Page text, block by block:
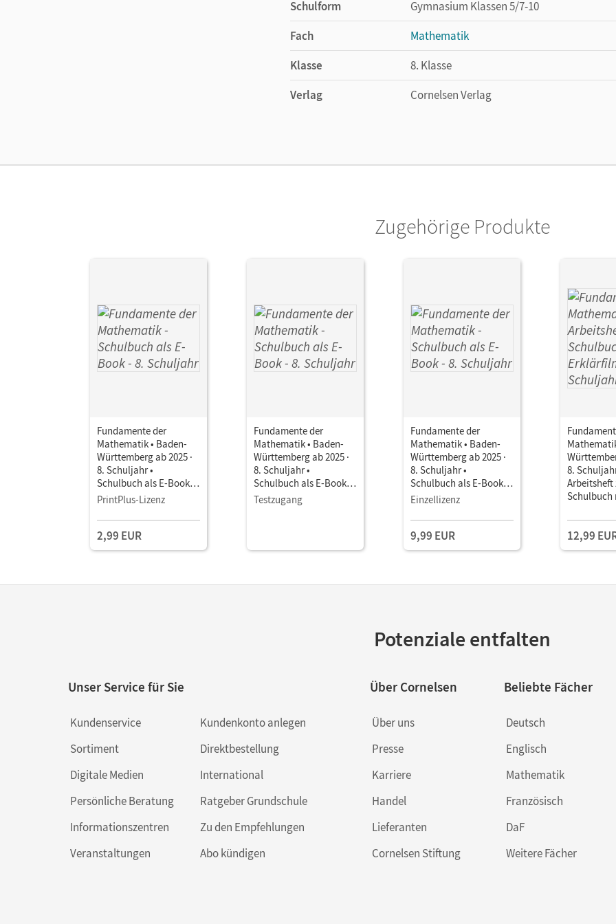
Wir empfehlen die Nutzung aller digitalen Angebote auf unserer Lehr- und Lernplattform
Schulform
Gymnasium Klassen 5/7-10
Fach
Mathematik
Klasse
8. Klasse
Verlag
Cornelsen Verlag
Zugehörige Produkte
Fundamente der
Mathematik • Baden-
Württemberg ab 2025 ·
8. Schuljahr •
Schulbuch als E-Book
Mit Medien
PrintPlus-Lizenz
2,99 EUR
Fundamente der
Mathematik • Baden-
Württemberg ab 2025 ·
8. Schuljahr •
Schulbuch als E-Book
Mit Medien
Testzugang
Fundamente der
Mathematik • Baden-
Württemberg ab 2025 ·
8. Schuljahr •
Schulbuch als E-Book
Mit Medien
Einzellizenz
9,99 EUR
8.
Arbeitsheft
Schulbuch
12,99
Potenziale entfalten
Unser Service für Sie
Kundenservice
Sortiment
Digitale Medien
Persönliche Beratung
Informationszentren
Veranstaltungen
Kundenkonto anlegen
Direktbestellung
International
Ratgeber Grundschule
Zu den Empfehlungen
Abo kündigen
Über Cornelsen
Über uns
Presse
Karriere
Handel
Lieferanten
Cornelsen Stiftung
Beliebte Fächer
Deutsch
Englisch
Mathematik
Französisch
DaF
Weitere Fächer